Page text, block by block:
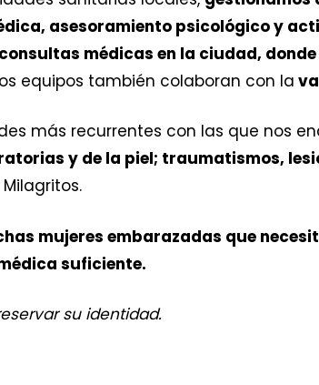
asesoramiento psicológico y
médicas en la ciudad,
equipos también colaboran con la
más recurrentes con las que nos
y de la piel; traumatismos,
mujeres embarazadas que
suficiente.
su identidad.